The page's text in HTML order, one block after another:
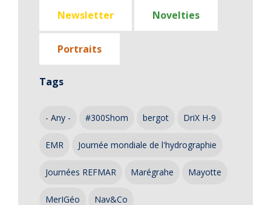
Newsletter Novelties
Portraits
Tags
- Any - #300Shom bergot DriX H-9
EMR Journée mondiale de l'hydrographie
Journées REFMAR Marégrahe Mayotte
MerIGéo Nav&Co